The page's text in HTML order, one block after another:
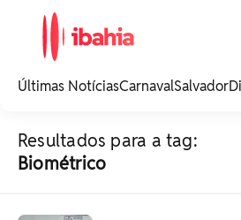
noticias e
Últimas NotíciasCarnavalSalvador
Resultados para a tag:
Biométrico